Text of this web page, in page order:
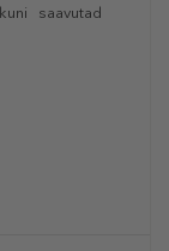
saavutad